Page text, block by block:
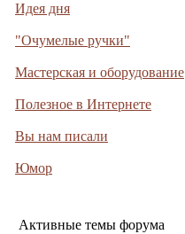
Идея дня
"Очумелые ручки"
Мастерская и оборудование
Полезное в Интернете
Вы нам писали
Юмор
Активные темы форума